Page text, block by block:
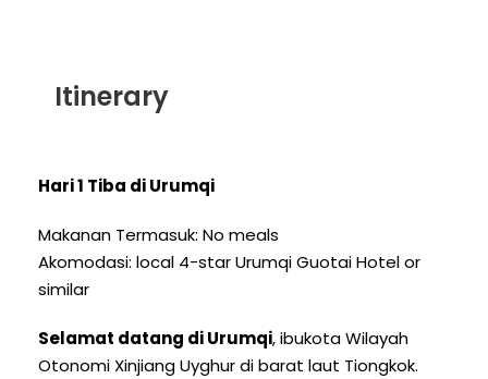
Itinerary
Hari 1 Tiba di Urumqi
Makanan Termasuk: No meals
Akomodasi: local 4-star Urumqi Guotai Hotel or
similar
Selamat datang di Urumqi, ibukota Wilayah
Otonomi Xinjiang Uyghur di barat laut Tiongkok.